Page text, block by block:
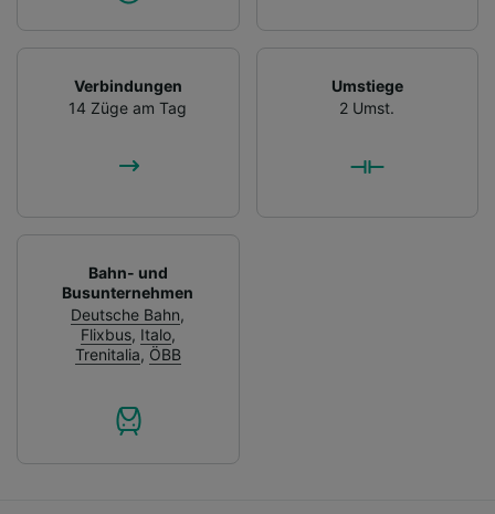
Verbindungen
14 Züge am Tag
Umstiege
2 Umst.
Bahn- und
Busunternehmen
Deutsche Bahn,
Flixbus, Italo,
Trenitalia, ÖBB